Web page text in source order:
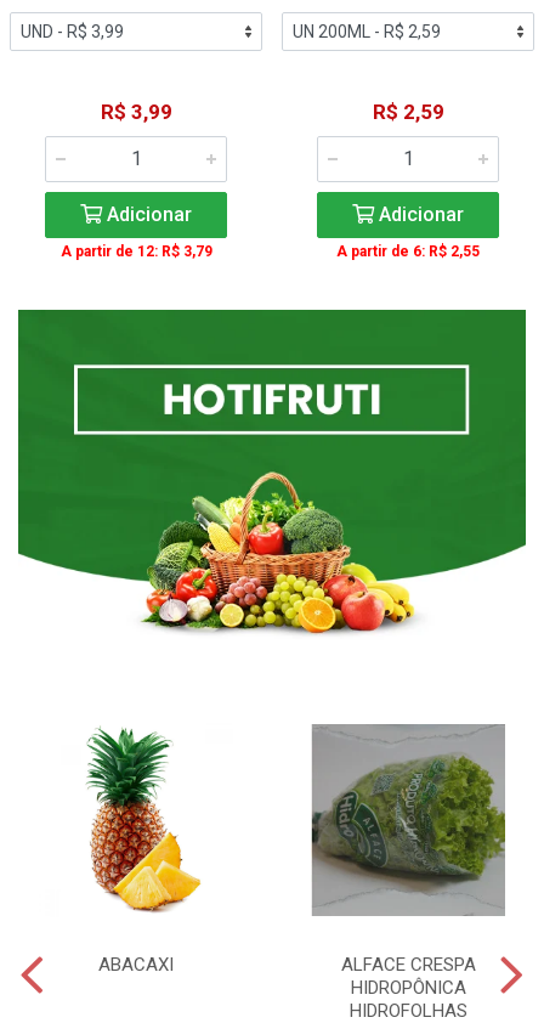
R$ 3,99
Adicionar
A partir de 12: R$ 3,79
R$ 2,59
Adicionar
A partir de 6: R$ 2,55
ABACAXI
ALFACE CRESPA
HIDROPÔNICA
HIDROFOLHAS